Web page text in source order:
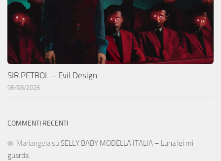
SIR PETROL – Evil Design
06/08/2026
COMMENTI RECENTI
Mariangela su SELLY BABY MODELLA ITALIA – Luna lei mi
guarda